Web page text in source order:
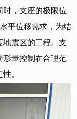
时，支座的极限位
平位移需求，为结
地震区的工程。支
形量控制在合理范
。